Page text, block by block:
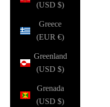
(USD $)
Greece
(EUR €)
Greenland
(USD $)
Grenada
(USD $)